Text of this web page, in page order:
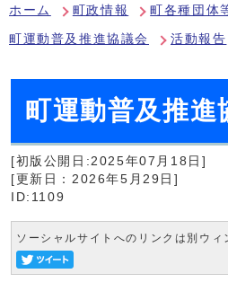
ホーム 町政情報 町各種団体
町運動普及推進協議会 活動報告
町運動普及推進
[初版公開日:2025年07月18日]
[更新日：2026年5月29日]
ID:1109
ソーシャルサイトへのリンクは別ウィ